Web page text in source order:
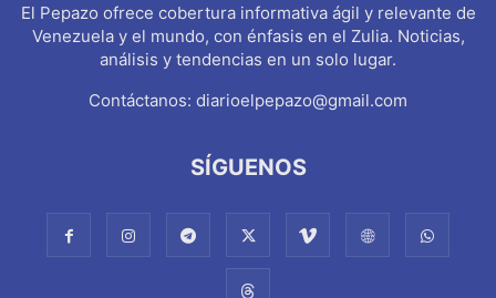
El Pepazo ofrece cobertura informativa ágil y relevante de
Venezuela y el mundo, con énfasis en el Zulia. Noticias,
análisis y tendencias en un solo lugar.
Contáctanos: diarioelpepazo@gmail.com
SÍGUENOS